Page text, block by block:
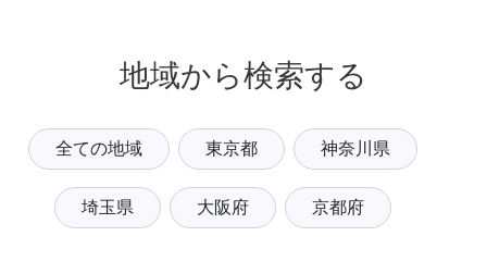
地域から検索する
全ての地域 東京都 神奈川県
埼玉県 大阪府 京都府